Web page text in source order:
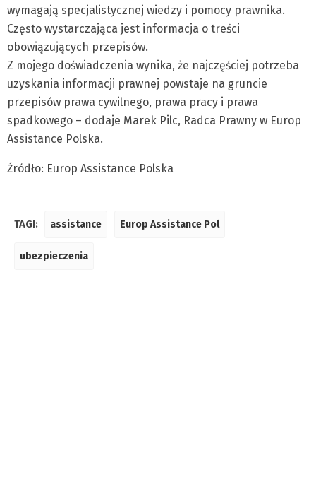
wymagają specjalistycznej wiedzy i pomocy prawnika.
Często wystarczająca jest informacja o treści
obowiązujących przepisów.
Z mojego doświadczenia wynika, że najczęściej potrzeba
uzyskania informacji prawnej powstaje na gruncie
przepisów prawa cywilnego, prawa pracy i prawa
spadkowego – dodaje Marek Pilc, Radca Prawny w Europ
Assistance Polska.
Źródło: Europ Assistance Polska
TAGI: assistance Europ Assistance Pol
ubezpieczenia